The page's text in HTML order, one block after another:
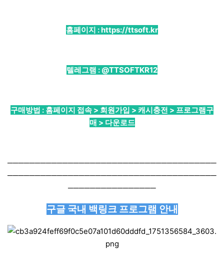
홈페이지 :https://ttsoft.kr
텔레그램 : @TTSOFTKR12
구매방법 : 홈페이지 접속 > 회원가입 > 캐시충전 > 프로그램구
매 > 다운로드
──────────────────────────────────────
──────────────────────────────────────
────────────────
구글 국내 백링크 프로그램 안내